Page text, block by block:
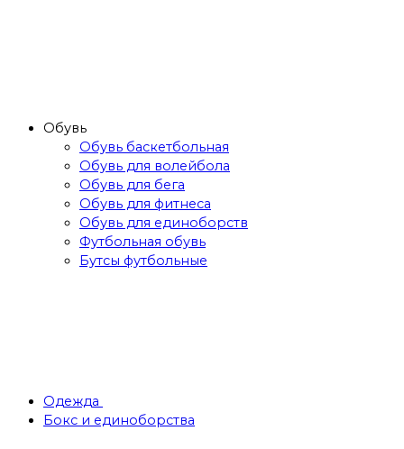
Обувь
Обувь баскетбольная
Обувь для волейбола
Обувь для бега
Обувь для фитнеса
Обувь для единоборств
Футбольная обувь
Бутсы футбольные
Одежда
Бокс и единоборства